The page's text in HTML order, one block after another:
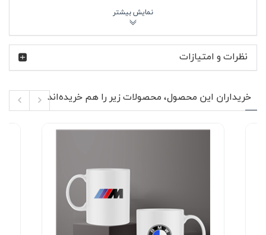
پارچه پنبه‌ای استفاده‌شده در این تیشرت باعث شده لباس در
استفاده طولانی احساس خفگی یا سنگینی ایجاد نکند. بافت
تنفس‌پذیر پارچه برای روزهای گرم مناسب است و در فصل پاییز
هم زیر کاپشن جین، بامبر یا هودی ظاهر فوق‌العاده‌ای پیدا
می‌کند. رنگ قرمز لباس به‌راحتی با شلوار جین مشکی، اسلش
هم در استایل زنانه و مردانه کاربرد دارد.
آستین کوتاه مناسب استایل اسپرت و خیابانی
یقه گرد کشباف با فرم راحت روی گردن
پارچه بدون پرز و مقاوم در استفاده مداوم
عدم آب‌رفت در شستشوی اصولی با آب سرد
نظرات و امتیازات
خریداران این محصول، محصولات زیر را هم خریده‌اند